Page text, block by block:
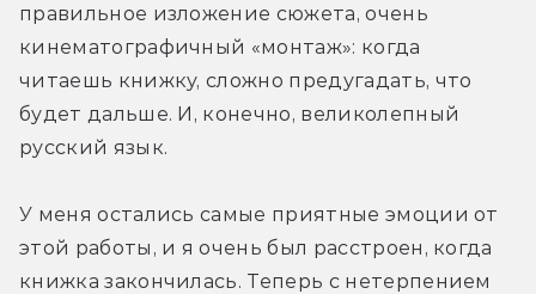
правильное изложение сюжета, очень
кинематографичный «монтаж»: когда
читаешь книжку, сложно предугадать, что
будет дальше. И, конечно, великолепный
русский язык.
У меня остались самые приятные эмоции от
этой работы, и я очень был расстроен, когда
книжка закончилась. Теперь с нетерпением